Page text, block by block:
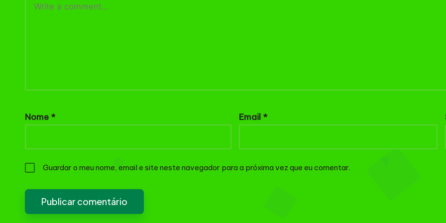
Nome * Email *
Guardar o meu nome, email e site neste navegador para a próxima vez que eu comentar.